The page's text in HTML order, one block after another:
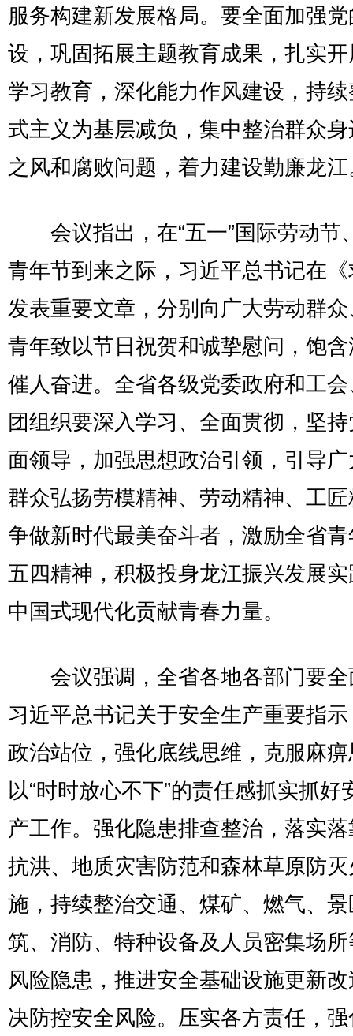
服务构建新发展格局。要全面加强
设，巩固拓展主题教育成果，扎实
学习教育，深化能力作风建设，持
式主义为基层减负，集中整治群众
之风和腐败问题，着力建设勤廉龙江
会议指出，在“五一”国际劳动节
青年节到来之际，习近平总书记在
发表重要文章，分别向广大劳动群
青年致以节日祝贺和诚挚慰问，饱
催人奋进。全省各级党委政府和工
团组织要深入学习、全面贯彻，坚
面领导，加强思想政治引领，引导
群众弘扬劳模精神、劳动精神、工
争做新时代最美奋斗者，激励全省
五四精神，积极投身龙江振兴发展
中国式现代化贡献青春力量。
会议强调，全省各地各部门要全
习近平总书记关于安全生产重要指
政治站位，强化底线思维，克服麻
以“时时放心不下”的责任感抓实抓好
产工作。强化隐患排查整治，落实
抗洪、地质灾害防范和森林草原防
施，持续整治交通、煤矿、燃气、
筑、消防、特种设备及人员密集场
风险隐患，推进安全基础设施更新
决防控安全风险。压实各方责任，